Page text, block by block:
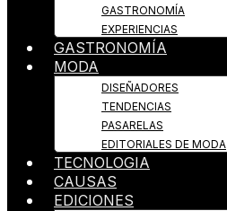
GASTRONOMÍA
EXPERIENCIAS
GASTRONOMÍA
MODA
DISEÑADORES
TENDENCIAS
PASARELAS
EDITORIALES DE MODA
TECNOLOGIA
CAUSAS
EDICIONES